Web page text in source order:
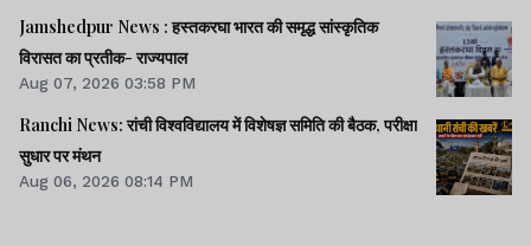
Jamshedpur News : हस्तकरघा भारत की समृद्ध सांस्कृतिक
विरासत का प्रतीक- राज्यपाल
Aug 07, 2026 03:58 PM
Ranchi News: रांची विश्वविद्यालय में विशेषज्ञ समिति की बैठक, परीक्षा
सुधार पर मंथन
Aug 06, 2026 08:14 PM